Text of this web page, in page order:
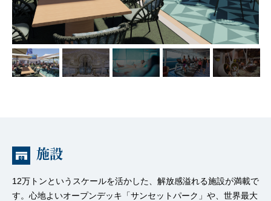
施設
12万トンというスケールを活かした、解放感溢れる施設が満載で
す。心地よいオープンデッキ「サンセットパーク」や、世界最大